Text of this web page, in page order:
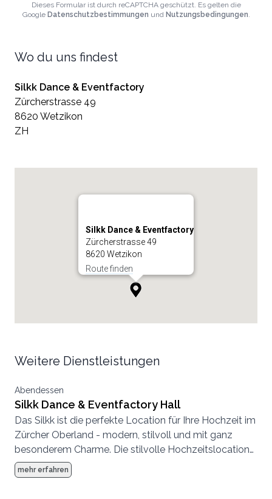
Dieses Formular ist durch reCAPTCHA geschützt. Es gelten die
Google Datenschutzbestimmungen und Nutzungsbedingungen.
Wo du uns findest
Silkk Dance & Eventfactory
Zürcherstrasse 49
8620 Wetzikon
ZH
Silkk Dance & Eventfactory
Zürcherstrasse 49
8620 Wetzikon
Route finden
Weitere Dienstleistungen
Abendessen
Silkk Dance & Eventfactory Hall
Das Silkk ist die perfekte Location für Ihre Hochzeit im
Zürcher Oberland - modern, stilvoll und mit ganz
besonderem Charme. Die stilvolle Hochzeitslocation
befindet sich an der Zürcherstrasse 49 und wurde im
Jahr 2023 komplett umgebaut und mit viel Liebe zum
mehr erfahren